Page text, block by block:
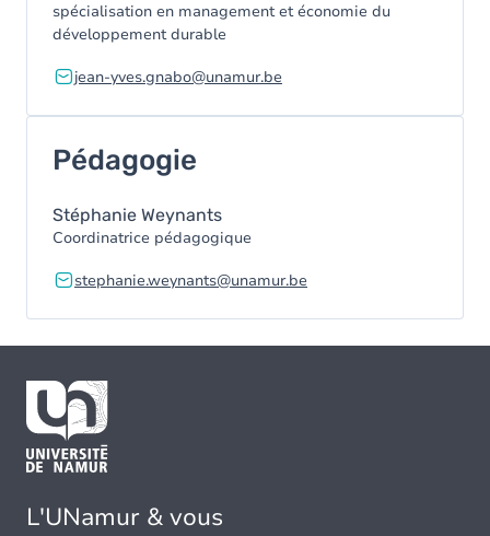
spécialisation en management et économie du
développement durable
jean-yves.gnabo@unamur.be
Pédagogie
Stéphanie Weynants
Coordinatrice pédagogique
stephanie.weynants@unamur.be
L'UNamur & vous